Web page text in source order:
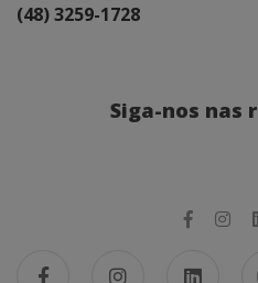
(48) 3259-1728
Siga-nos nas